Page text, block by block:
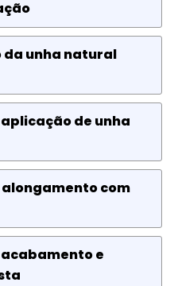
da unha natural
de unha
alongamento com
acabamento e